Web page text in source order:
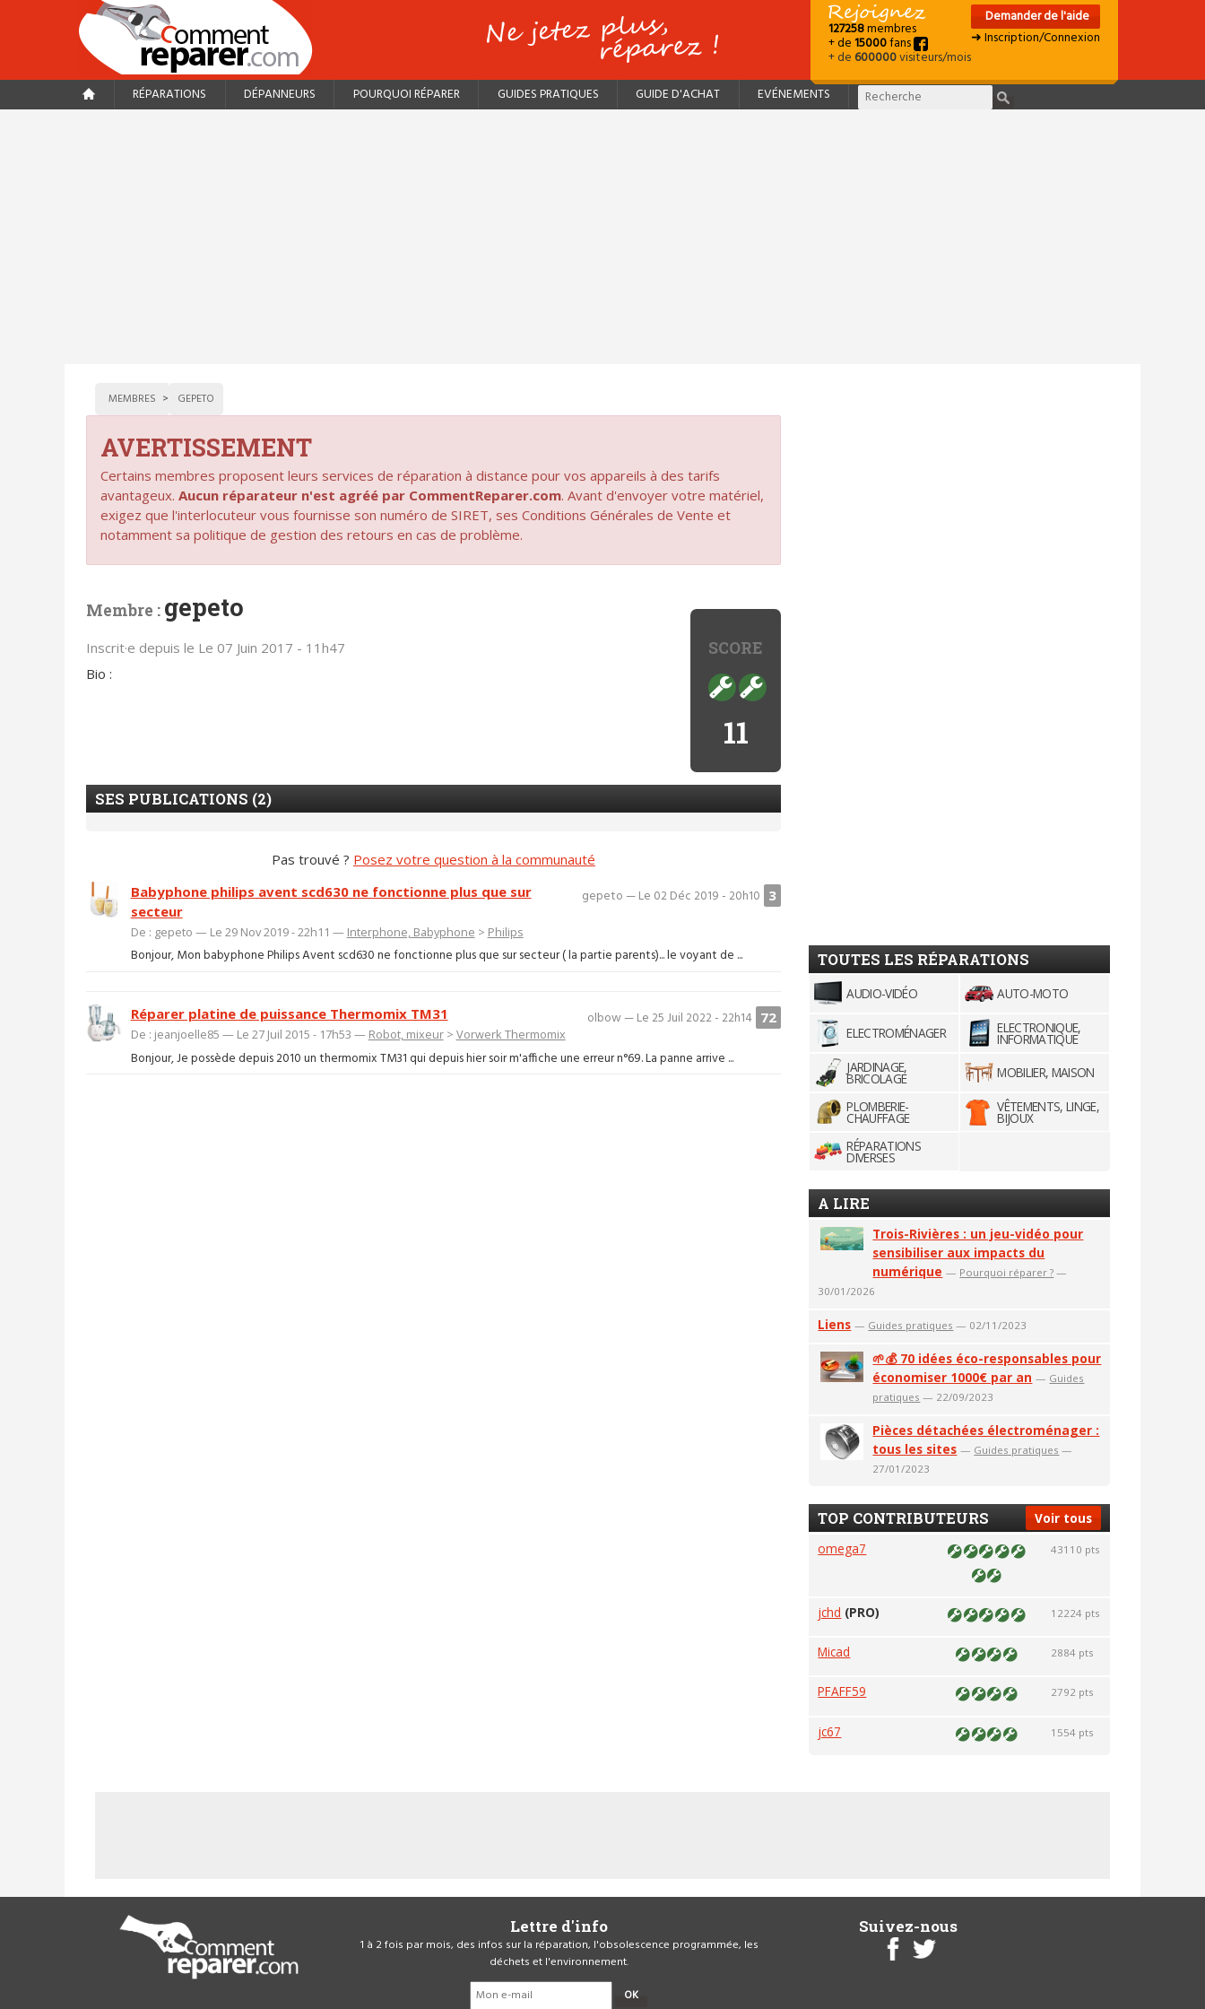
127258membres
+ de15000fans
+ de600000visiteurs/mois
Demander de l'aide
➜ Inscription/Connexion
RÉPARATIONS DÉPANNEURS POURQUOI RÉPARER GUIDES PRATIQUES GUIDE D'ACHAT EVÉNEMENTS
MEMBRES GEPETO
AVERTISSEMENT
Certains membres proposent leurs services de réparation à distance pour vos appareils à des tarifs
avantageux. Aucun réparateur n'est agréé par CommentReparer.com. Avant d'envoyer votre matériel,
exigez que l'interlocuteur vous fournisse son numéro de SIRET, ses Conditions Générales de Vente et
notamment sa politique de gestion des retours en cas de problème.
SCORE
11
Membre : gepeto
Inscrit·e depuis le Le 07 Juin 2017 - 11h47
Bio :
SES PUBLICATIONS (2)
Pas trouvé ? Posez votre question à la communauté
3
gepeto — Le 02 Déc 2019 - 20h10
Babyphone philips avent scd630 ne fonctionne plus que sur
secteur
De : gepeto — Le 29 Nov 2019 - 22h11 — Interphone, Babyphone > Philips
Bonjour, Mon babyphone Philips Avent scd630 ne fonctionne plus que sur secteur ( la partie parents)... le voyant de ...
72
olbow — Le 25 Juil 2022 - 22h14
Réparer platine de puissance Thermomix TM31
De : jeanjoelle85 — Le 27 Juil 2015 - 17h53 — Robot, mixeur> Vorwerk Thermomix
Bonjour, Je possède depuis 2010 un thermomix TM31 qui depuis hier soir m'affiche une erreur n°69. La panne arrive ...
TOUTES LES RÉPARATIONS
AUDIO-VIDÉO AUTO-MOTO
ELECTROMÉNAGER ELECTRONIQUE,
INFORMATIQUE
JARDINAGE,
BRICOLAGE
MOBILIER, MAISON
PLOMBERIE-
CHAUFFAGE
VÊTEMENTS, LINGE,
BIJOUX
RÉPARATIONS
DIVERSES
A LIRE
Trois-Rivières : un jeu-vidéo pour
sensibiliser aux impacts du
numérique — Pourquoi réparer ? —
30/01/2026
Liens — Guides pratiques — 02/11/2023
🌱💰 70 idées éco-responsables pour
économiser 1000€ par an — Guides
pratiques — 22/09/2023
Pièces détachées électroménager :
tous les sites — Guides pratiques —
27/01/2023
Voir tous
TOP CONTRIBUTEURS
omega7 43110 pts
jchd (PRO) 12224 pts
Micad 2884 pts
PFAFF59 2792 pts
jc67 1554 pts
Lettre d'info
1 à 2 fois par mois, des infos sur la réparation, l'obsolescence programmée, les
déchets et l'environnement.
OK
Suivez-nous